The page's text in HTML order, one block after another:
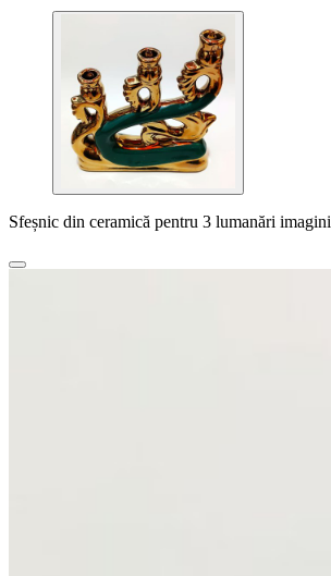
Sfeșnic din ceramică pentru 3 lumanări imagini